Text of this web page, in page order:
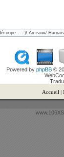
Powered by phpBB ©
Accueil |